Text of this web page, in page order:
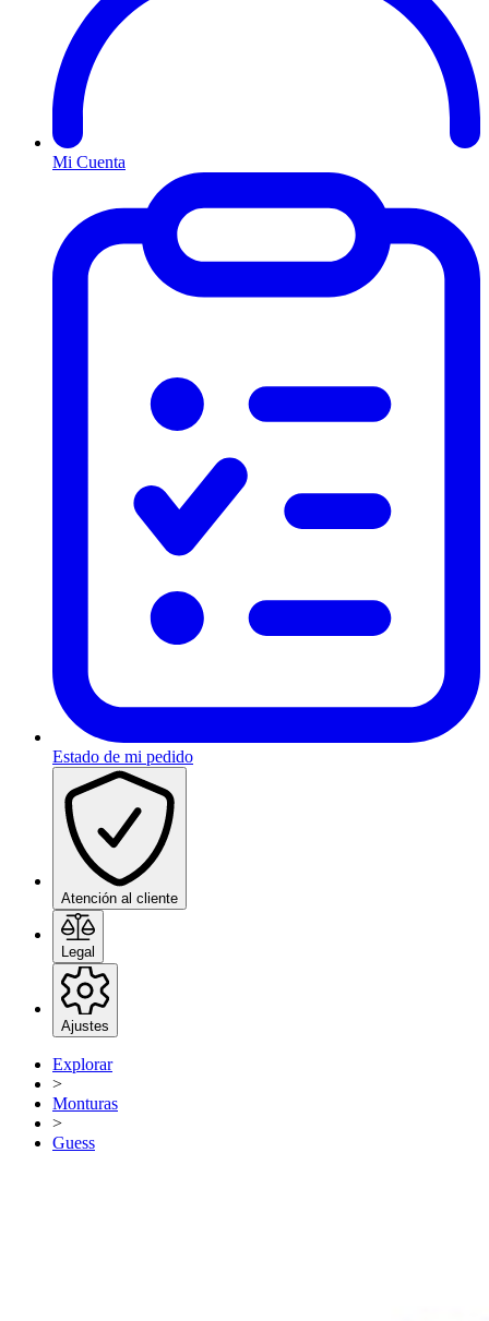
Mi Cuenta
Estado de mi pedido
Atención al cliente
Legal
Ajustes
Explorar
>
Monturas
>
Guess